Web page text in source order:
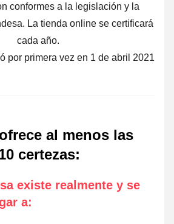
conformes a la legislación y la
La tienda online se certificará
cada año.
por primera vez en 1 de abril 2021
al menos las
certezas:
existe realmente y se
a: